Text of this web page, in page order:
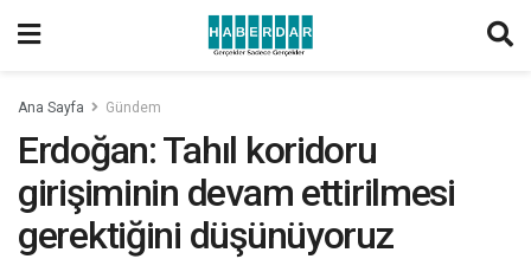
Ana Sayfa Gündem
Erdoğan: Tahıl koridoru
girişiminin devam ettirilmesi
gerektiğini düşünüyoruz